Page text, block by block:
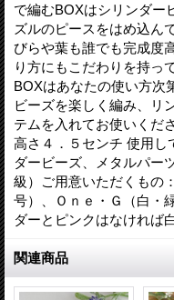
で編むBOXはシリンダー
ズルのピースをはめ込ん
びらや葉も誰でも完成度
り方にもこだわりを持っ
BOXはあなたの使い方次
ビーズを楽しく編み、リ
テムを入れてお使いくだ
高さ４．５センチ 使用し
ダービーズ、メタルパ
級）ご用意いただくもの
号）、Ｏｎｅ・Ｇ（白・
ダーとピンクはなければ
関連商品